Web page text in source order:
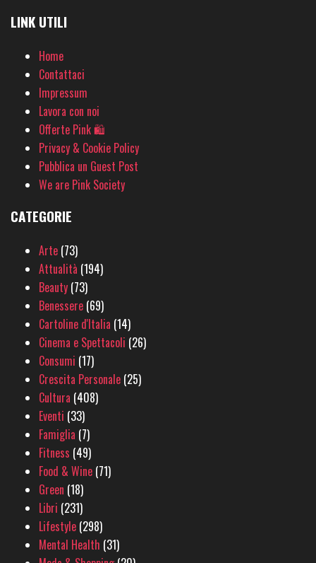
LINK UTILI
Home
Contattaci
Impressum
Lavora con noi
Offerte Pink 🛍
Privacy & Cookie Policy
Pubblica un Guest Post
We are Pink Society
CATEGORIE
Arte (73)
Attualità (194)
Beauty (73)
Benessere (69)
Cartoline d'Italia (14)
Cinema e Spettacoli (26)
Consumi (17)
Crescita Personale (25)
Cultura (408)
Eventi (33)
Famiglia (7)
Fitness (49)
Food & Wine (71)
Green (18)
Libri (231)
Lifestyle (298)
Mental Health (31)